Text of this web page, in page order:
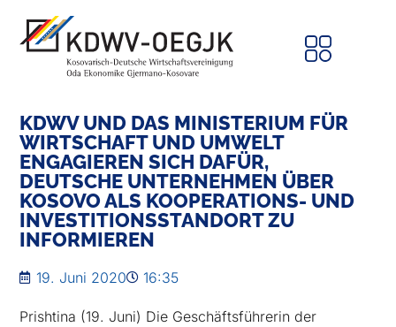
KDWV UND DAS MINISTERIUM FÜR
WIRTSCHAFT UND UMWELT
ENGAGIEREN SICH DAFÜR,
DEUTSCHE UNTERNEHMEN ÜBER
KOSOVO ALS KOOPERATIONS- UND
INVESTITIONSSTANDORT ZU
INFORMIEREN
19. Juni 2020 16:35
Prishtina (19. Juni) Die Geschäftsführerin der